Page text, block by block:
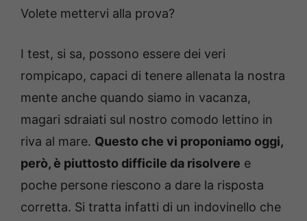
Volete mettervi alla prova?
I test, si sa, possono essere dei veri
rompicapo, capaci di tenere allenata la nostra
mente anche quando siamo in vacanza,
magari sdraiati sul nostro comodo lettino in
riva al mare. Questo che vi proponiamo oggi,
però, è piuttosto difficile da risolvere e
poche persone riescono a dare la risposta
corretta. Si tratta infatti di un indovinello che